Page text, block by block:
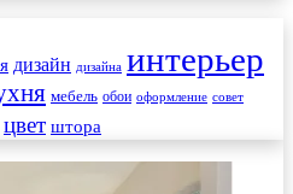
дизайн дизайна интерьер
мебель обои оформление совет
цвет штора